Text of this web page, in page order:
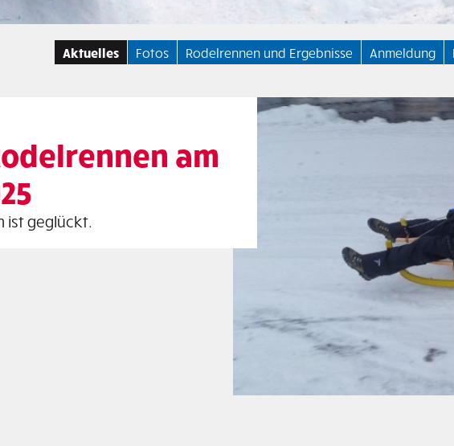
Aktuelles Fotos Rodelrennen und Ergebnisse Anmeldung
am
ist geglückt.